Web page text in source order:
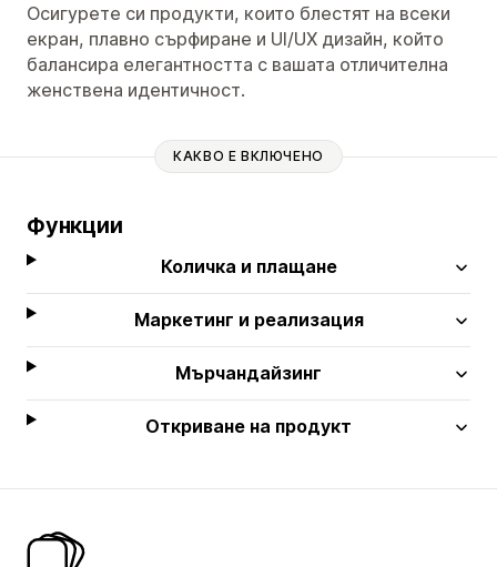
Осигурете си продукти, които блестят на всеки
екран, плавно сърфиране и UI/UX дизайн, който
балансира елегантността с вашата отличителна
женствена идентичност.
КАКВО Е ВКЛЮЧЕНО
Функции
Количка и плащане
Маркетинг и реализация
Мърчандайзинг
Откриване на продукт